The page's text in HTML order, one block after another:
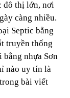
đô thị lớn, nơi
càng nhiều.
Septic bằng
truyền thống
bằng nhựa Sơn
nào uy tín là
bài viết